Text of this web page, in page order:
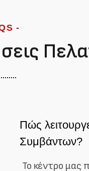
-
Πώς
Συμβάντων?
Το κέντρο μας